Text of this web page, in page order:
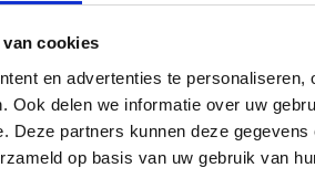
cookies
en advertenties te
Ook delen we informatie over uw
Deze partners kunnen deze
op basis van uw gebruik van
zanim się zorientujesz,
odebrany; spróbuj tego
konkurentami.